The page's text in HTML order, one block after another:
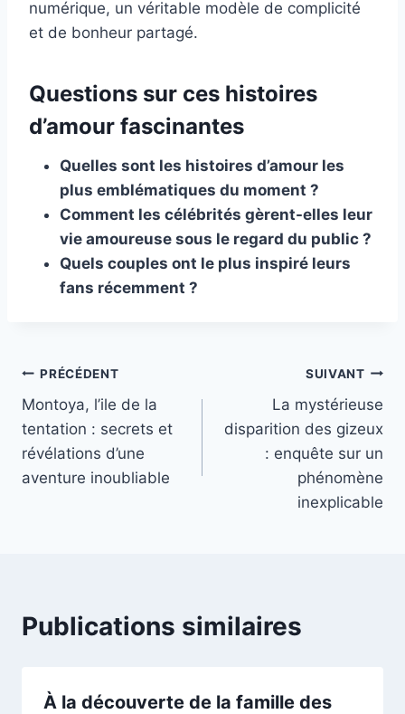
numérique, un véritable modèle de complicité
et de bonheur partagé.
Questions sur ces histoires
d’amour fascinantes
Quelles sont les histoires d’amour les
plus emblématiques du moment ?
Comment les célébrités gèrent-elles leur
vie amoureuse sous le regard du public ?
Quels couples ont le plus inspiré leurs
fans récemment ?
Navigation
de
l’article
PRÉCÉDENT
Montoya, l’ile de la
tentation : secrets et
révélations d’une
aventure inoubliable
SUIVANT
La mystérieuse
disparition des gizeux
: enquête sur un
phénomène
inexplicable
Publications similaires
À la découverte de la famille des